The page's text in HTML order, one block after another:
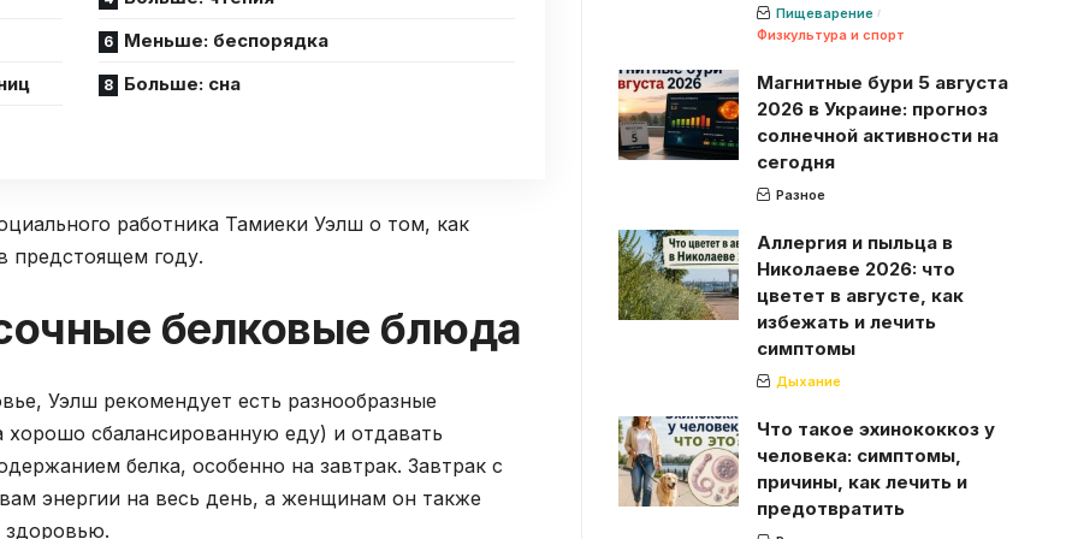
Меньше: беспорядка
Больше: сна
работника Тамиеки Уэлш о том, как
предстоящем году.
белковые блюда
Уэлш рекомендует есть разнообразные
хорошо сбалансированную еду) и отдавать
белка, особенно на завтрак. Завтрак с
энергии на весь день, а женщинам он также
Пищеварение
Физкультура и спорт
Магнитные бури 5 августа
2026 в Украине: прогноз
солнечной активности на
сегодня
Разное
Аллергия и пыльца в
Николаеве 2026: что
цветет в августе, как
избежать и лечить
симптомы
Дыхание
Что такое эхинококкоз у
человека: симптомы,
причины, как лечить и
предотвратить